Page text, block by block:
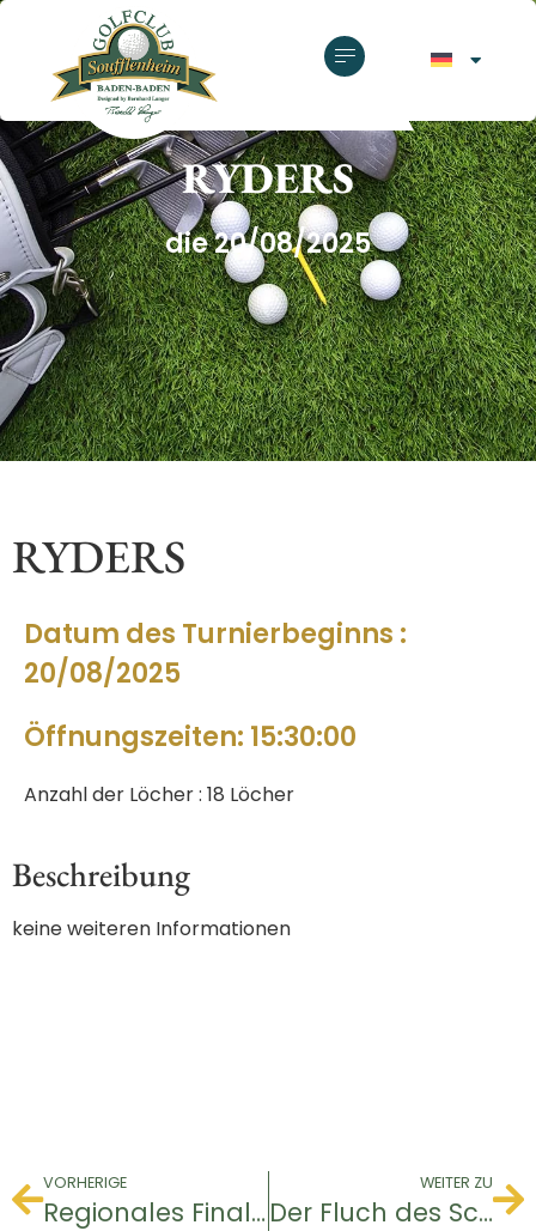
RYDERS
die 20/08/2025
RYDERS
Datum des Turnierbeginns :
20/08/2025
Öffnungszeiten: 15:30:00
Anzahl der Löcher : 18 Löcher
Beschreibung
keine weiteren Informationen
VORHERIGE
Regionales Finale des Somabay World Cup
WEITER ZU
Der Fluch des Schattens